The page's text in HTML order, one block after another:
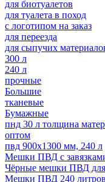
для биотуалетов
для туалета в поход
с логотипом на заказ
для переезда
для сыпучих
300 л
240 л
прочные
Большие
тканевые
Бумажные
пнд 30 л толщина
оптом
пвд 900х1300 мм, 240 л
Мешки ПВД с
Чёрные мешки ПВД для
Мешки ПВД 240 литров